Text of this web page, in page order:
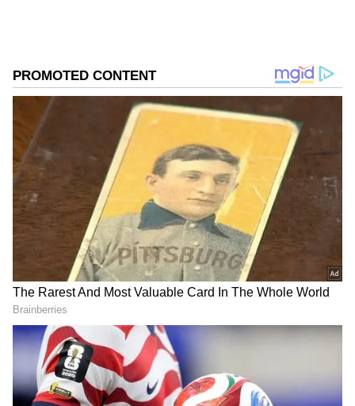
குற்றங்களை நடிகைகள் சிலர் தானாக
முன்வந்து கூறி இருந்தனர். 2019-ஆம்
ஆண்டு இந்த குற்றச்சாட்டுகள் அடங்கிய
ஃபைலை கேரள அரசிடம் ஓய்வு பெற்ற
நீதிபதி ஹேமா சமர்ப்பித்த நிலையில்....
சுமார் நான்கு வருடங்களுக்கு பின்னரே
இந்த தகவல் வெளியாகி பல முன்னனி
நடிகர்கள் தலையில் பாறாங்கல்லை
இறக்கியது போல் அமைந்தது.
Add Asianetnews Tamil as a Preferred
Source